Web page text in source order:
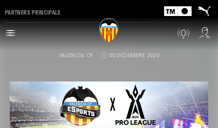
PARTNERS PRINCIPALS
VALENCIA CF 05 DICIEMBRE 2020